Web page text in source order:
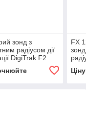
зонд з
радіусом дії
DigiTrak F2
FX
19,2